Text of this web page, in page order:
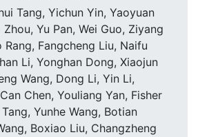
Tang, Yichun Yin, Yaoyuan
Yu Pan, Wei Guo, Ziyang
Rang, Fangcheng Liu, Naifu
Li, Yonghan Dong, Xiaojun
Wang, Dong Li, Yin Li,
Chen, Youliang Yan, Fisher
Yunhe Wang, Botian
Boxiao Liu, Changzheng